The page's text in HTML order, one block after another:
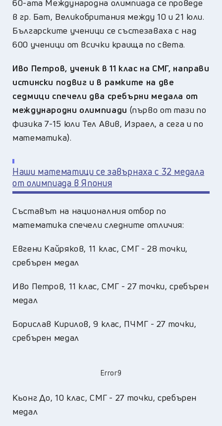
60-ата Международна олимпиада се проведе
в гр. Бат, Великобритания между 10 и 21 юли.
Българските ученици се състезаваха с над
600 ученици от всички краища по света.
Иво Петров, ученик в 11 клас на СМГ, направи
истински подвиг и в рамките на две
седмици спечели два сребърни медала от
международни олимпиади (първо от тази по
физика 7-15 юли Тел Авив, Израел, а сега и по
математика).
Наши математици се завърнаха с 32 медала
от олимпиада в Япония
Съставът на националния отбор по
математика спечели следните отличия:
Евгени Кайряков, 11 клас, СМГ - 28 точки,
сребърен медал
Иво Петров, 11 клас, СМГ - 27 точки, сребърен
медал
Борислав Кирилов, 9 клас, ПЧМГ - 27 точки,
сребърен медал
Error9
Кьонг До, 10 клас, СМГ - 27 точки, сребърен
медал